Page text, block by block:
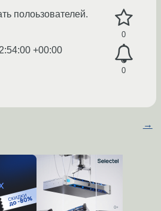
0
0
полоьзователей.
+00:00
→